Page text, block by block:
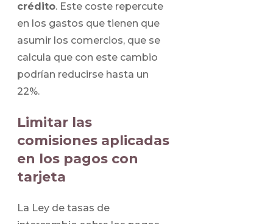
crédito. Este coste repercute
en los gastos que tienen que
asumir los comercios, que se
calcula que con este cambio
podrían reducirse hasta un
22%.
Limitar las
comisiones aplicadas
en los pagos con
tarjeta
La Ley de tasas de